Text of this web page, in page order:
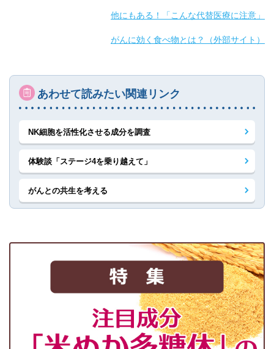
他にもある！「こんな代替医療に注意」
がんに効く食べ物とは？（外部サイト）
あわせて読みたい関連リンク
NK細胞を活性化させる成分を調査
体験談「ステージ4を乗り越えて」
がんとの共生を考える